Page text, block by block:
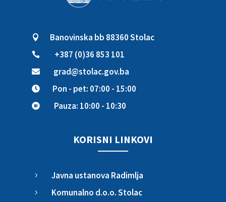
 Banovinska bb 88360 Stolac
 +387 (0)36 853 101
 grad@stolac.gov.ba
 Pon - pet: 07:00 - 15:00
 Pauza: 10:00 - 10:30
KORISNI LINKOVI
5 Javna ustanova Radimlja
5 Komunalno d.o.o. Stolac